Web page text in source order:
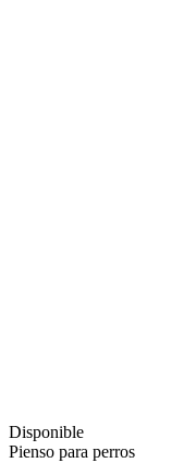
Disponible
Pienso para perros